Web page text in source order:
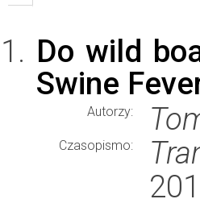
Do wild
Swine
Autorzy:
Czasopismo: